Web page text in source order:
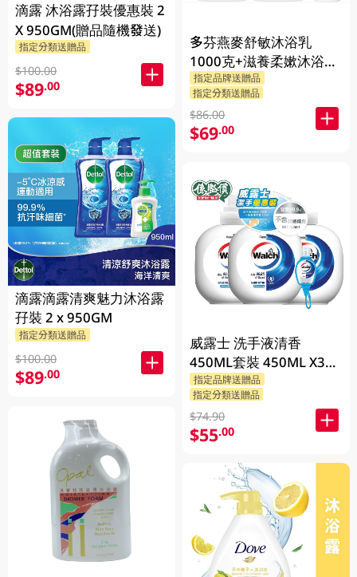
滴露 沐浴露孖裝優惠裝 2
X 950GM(贈品隨機發送)
指定分類送贈品
$100.00
$89.00
滴露滴露清爽魅力沐浴露
孖裝 2 x 950GM
指定分類送贈品
$100.00
$89.00
多芬燕麥舒敏沐浴乳
1000克+滋養柔嫰沐浴乳
1000克+Dove沐浴乳200
克 (隨機發送) 1PK
指定品牌送贈品
指定分類送贈品
$86.00
$69.00
威露士 洗手液清香
450ML套裝 450ML X3
BP
指定品牌送贈品
指定分類送贈品
$74.90
$55.00